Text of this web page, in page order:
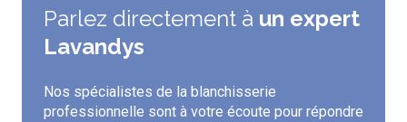
Parlez directement à un expert
Lavandys
Nos spécialistes de la blanchisserie
professionnelle sont à votre écoute pour répondre